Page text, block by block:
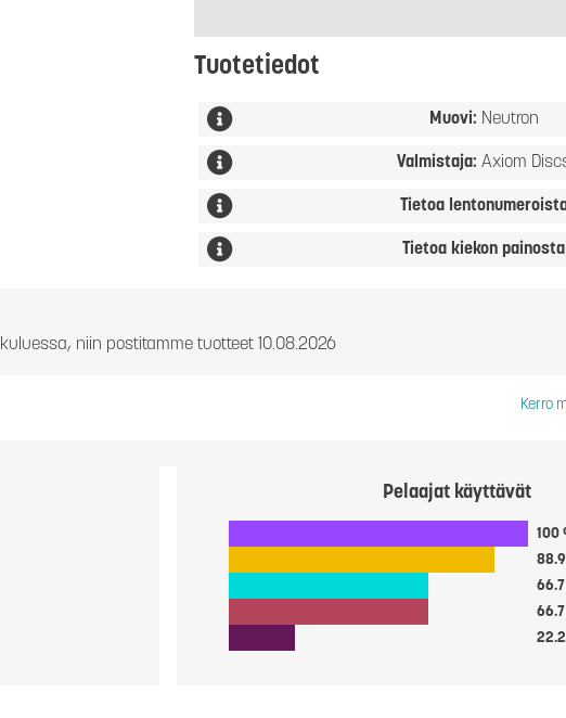
Tuotetiedot
Muovi: Neutron
Valmistaja: Axiom
Tietoa
Tietoa kiekon painosta
kuluessa, niin postitamme tuotteet 10.08.2026
Kerro
Pelaajat käyttävät
100